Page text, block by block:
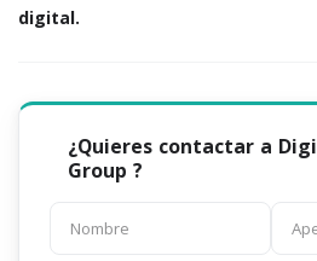
digital.
¿Quieres contactar a
Group ?